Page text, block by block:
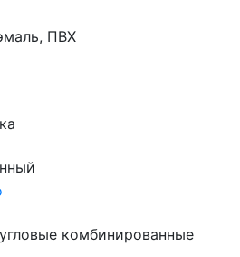
ПВХ
комбинированные